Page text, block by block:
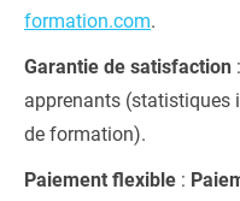
formation.com.
Garantie de satisfaction :
apprenants (statistiques
de formation).
Paiement flexible :